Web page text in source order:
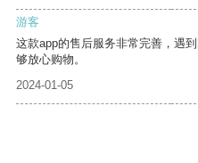
游客
这款app的售后服务非常完善，遇
够放心购物。
2024-01-05